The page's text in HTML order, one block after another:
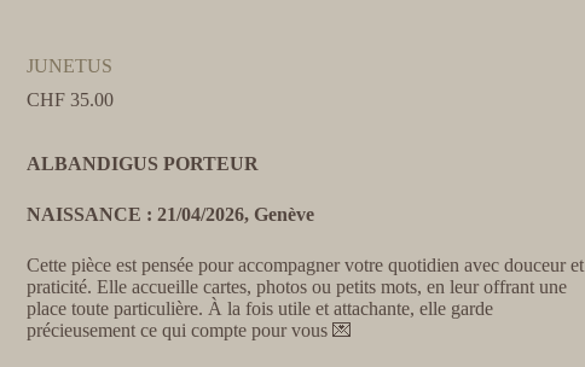
JUNETUS
CHF35.00
ALBANDIGUS PORTEUR
NAISSANCE : 21/04/2026, Genève
Cette pièce est pensée pour accompagner votre quotidien avec douceur et
praticité. Elle accueille cartes, photos ou petits mots, en leur offrant une
place toute particulière. À la fois utile et attachante, elle garde
précieusement ce qui compte pour vous 💌